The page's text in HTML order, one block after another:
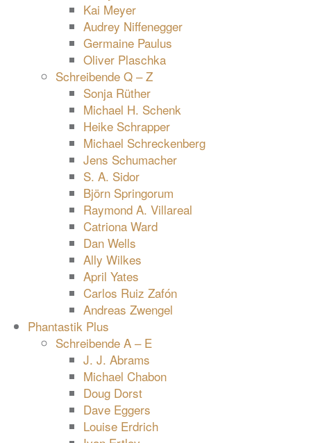
Kai Meyer
Audrey Niffenegger
Germaine Paulus
Oliver Plaschka
Schreibende Q – Z
Sonja Rüther
Michael H. Schenk
Heike Schrapper
Michael Schreckenberg
Jens Schumacher
S. A. Sidor
Björn Springorum
Raymond A. Villareal
Catriona Ward
Dan Wells
Ally Wilkes
April Yates
Carlos Ruiz Zafón
Andreas Zwengel
Phantastik Plus
Schreibende A – E
J. J. Abrams
Michael Chabon
Doug Dorst
Dave Eggers
Louise Erdrich